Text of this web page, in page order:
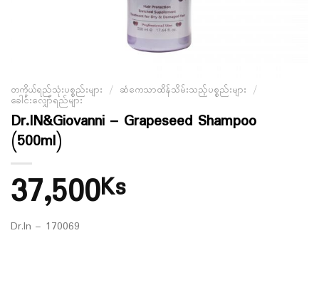
တကိုယ်ရည်သုံးပစ္စည်းများ / ဆံကေသာထိန်သိမ်းသည့်ပစ္စည်းများ /
ခေါင်းလျှော်ရည်များ
Dr.IN&Giovanni – Grapeseed Shampoo
(500ml)
37,500Ks
Dr.In – 170069